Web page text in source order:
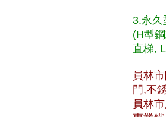
3.永久
(H型
直梯,
員林
門,不
員林